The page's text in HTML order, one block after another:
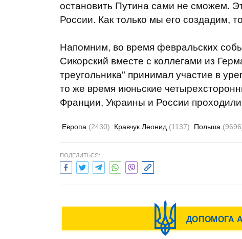
остановить Путина сами не сможем.
России. Как только мы его создадим,
Напомним, во время февральских
Сикорский вместе с коллегами из
треугольника" принимал участие в
то же время июньские
Франции, Украины и России
Европа (2430) Кравчук Леонид (1137) Польша
ПОДЕЛИТЬСЯ: